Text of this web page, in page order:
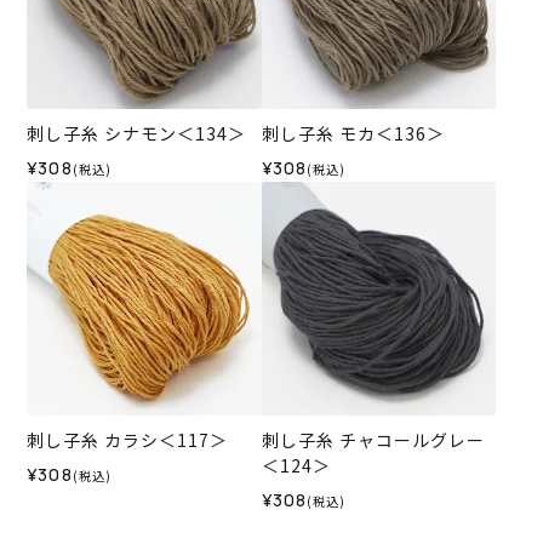
刺し子糸 シナモン＜134＞
¥308 (税込)
刺し子糸 モカ＜136＞
¥308 (税込)
刺し子糸 カラシ＜117＞
¥308 (税込)
刺し子糸 チャコールグレー
＜124＞
¥308 (税込)